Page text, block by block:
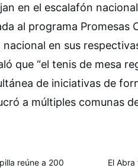
en el escalafón
al programa Promesas
en sus
que “el tenis de mesa
de iniciativas de
a múltiples comunas
reúne a 200
El